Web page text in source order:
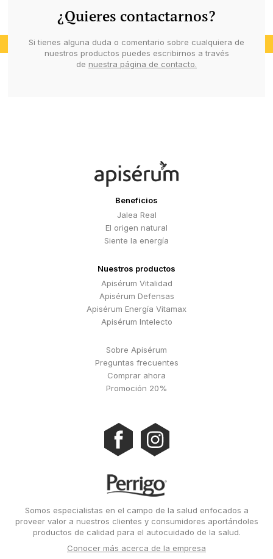
¿Quieres contactarnos?
Si tienes alguna duda o comentario sobre cualquiera de
nuestros productos puedes escribirnos a través
de nuestra página de contacto.
Beneficios
Jalea Real
El origen natural
Siente la energía
Nuestros productos
Apisérum Vitalidad
Apisérum Defensas
Apisérum Energía Vitamax
Apisérum Intelecto
Sobre Apisérum
Preguntas frecuentes
Comprar ahora
Promoción 20%
Somos especialistas en el campo de la salud enfocados a
proveer valor a nuestros clientes y consumidores aportándoles
productos de calidad para el autocuidado de la salud.
Conocer más acerca de la empresa